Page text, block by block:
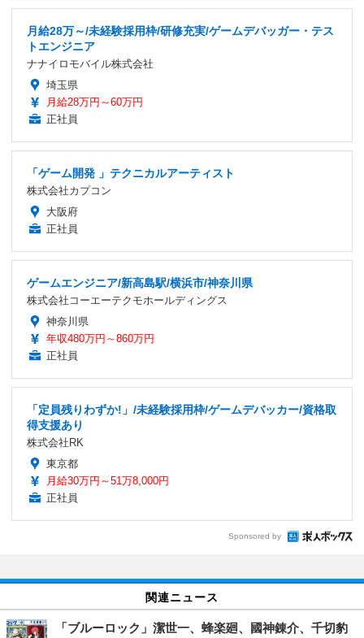
月給28万～/未経験採用枠/研修充実/ゲームデバッガー・テス
トエンジニア
ナナイロモバイル株式会社
埼玉県
月給28万円～60万円
正社員
「ゲーム開発 」テクニカルアーティスト
株式会社カプコン
大阪府
正社員
ゲームエンジニア/新高島駅/横浜市/神奈川県
株式会社コーエーテクモホールディングス
神奈川県
年収480万円～860万円
正社員
「定員残りわずか!」/未経験採用枠/ゲームデバッカー/資格取
得支援あり
株式会社RK
東京都
月給30万円～51万8,000円
正社員
Sponsored by
関連ニュース
「ブルーロック」潔世一、蜂楽廻、國神錬介、千切豹